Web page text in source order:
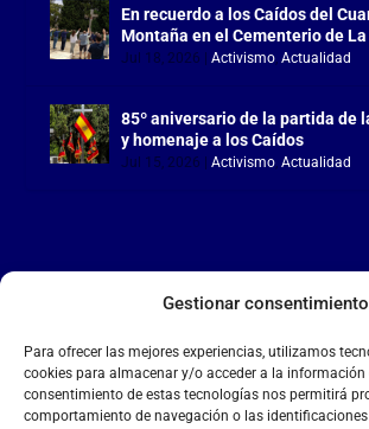
Gestionar consentimiento
Para ofrecer las mejores experiencias, utilizamos
cookies para almacenar y/o acceder a la información
consentimiento de estas tecnologías nos permitirá
comportamiento de navegación o las
En recuerdo a los Caídos del
Montaña en el Cementerio de
Jul 18, 2026 |Activismo,Actualidad
85º aniversario de la partida de
y homenaje a los Caídos
Jul 15, 2026 |Activismo,Actualidad
LA FALANGE
Reproductor
de
vídeo